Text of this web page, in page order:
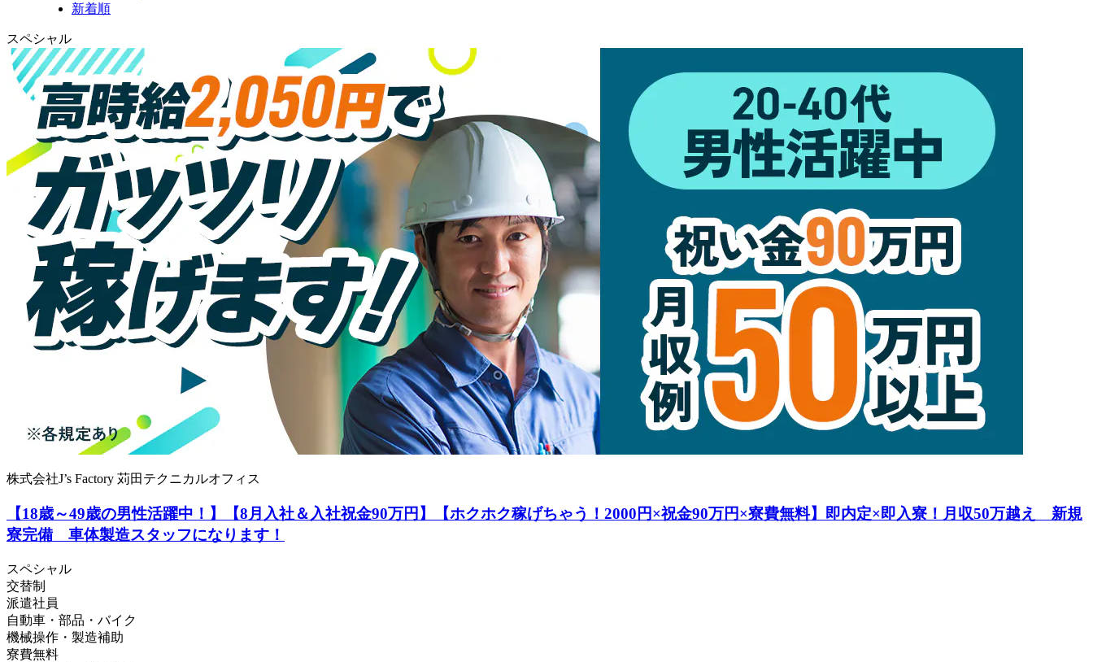
新着順
スペシャル
株式会社J’s Factory 苅田テクニカルオフィス
【18歳～49歳の男性活躍中！】【8月入社＆入社祝金90万円】【ホクホク稼げちゃう！2000円×祝金90万円×寮費無料】即内定×即入寮！月収50万越え 新規
寮完備 車体製造スタッフになります！
スペシャル
交替制
派遣社員
自動車・部品・バイク
機械操作・製造補助
寮費無料